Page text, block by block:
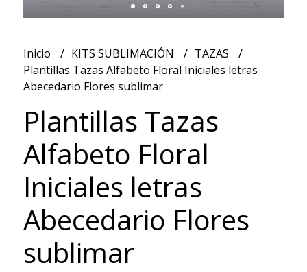
Inicio KITS SUBLIMACIÓN
TAZAS
Plantillas Tazas Alfabeto Floral Iniciales letras
Abecedario Flores sublimar
Plantillas Tazas
Alfabeto Floral
Iniciales letras
Abecedario Flores
sublimar